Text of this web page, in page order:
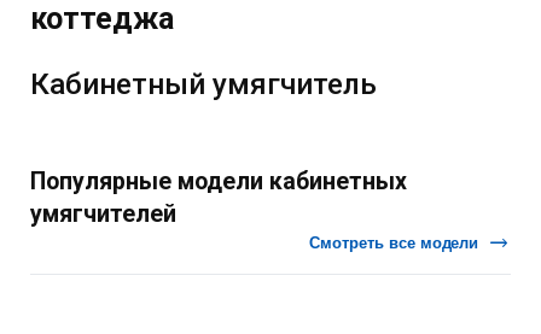
коттеджа
Кабинетный умягчитель
Популярные модели кабинетных
умягчителей
Смотреть все модели